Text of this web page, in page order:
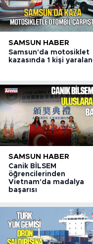
SAMSUN HABER
Samsun'da motosiklet
kazasında 1 kişi
SAMSUN HABER
Canik BİLSEM
öğrencilerinden
Vietnam'da madalya
başarısı